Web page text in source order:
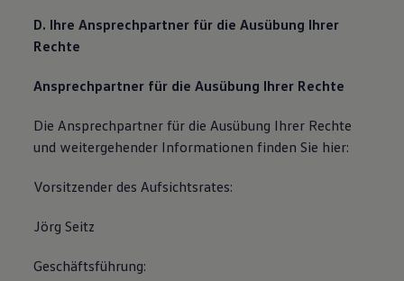
D. Ihre Ansprechpartner für die Ausübung Ihrer
Rechte
Ansprechpartner für die Ausübung Ihrer Rechte
Die Ansprechpartner für die Ausübung Ihrer Rechte
und weitergehender Informationen finden Sie hier:
Vorsitzender des Aufsichtsrates:
Jörg Seitz
Geschäftsführung: